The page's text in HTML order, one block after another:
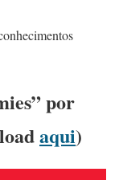
por
aqui)